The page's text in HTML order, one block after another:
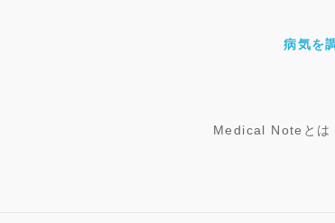
病気を
Medical Noteとは